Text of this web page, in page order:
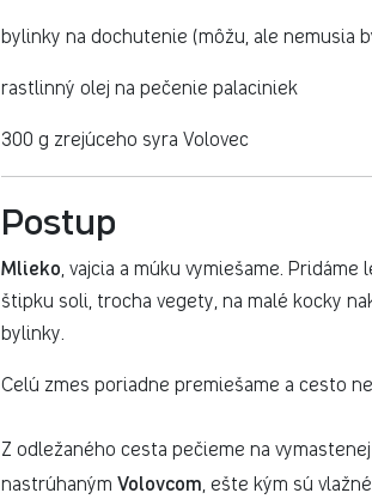
bylinky na dochutenie (môžu, ale nemusia
rastlinný olej na pečenie palaciniek
300 g zrejúceho syra Volovec
Postup
Mlieko , vajcia a múku vymiešame.
štipku soli, trocha vegety, na malé kocky
bylinky.
Celú zmes poriadne premiešame a cesto
Z odležaného cesta pečieme na
nastrúhaným Volovcom , ešte kým sú